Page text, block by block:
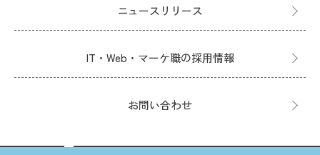
ニュースリリース
IT・Web・マーケ職の採用情報
お問い合わせ